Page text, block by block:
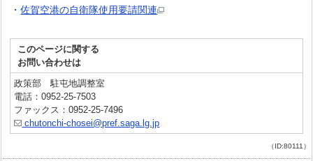
・佐賀空港の自衛隊使用要請関連
このページに関する
お問い合わせは
政策部 駐屯地調整室
電話：0952-25-7503
ファックス：0952-25-7496
chutonchi-chosei@pref.saga.lg.jp
（ID:80111）